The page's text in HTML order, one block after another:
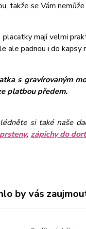
takže se Vám
mají velmi
ale padnou i do kapsy
s gravírovaným
platbou předem.
si také naše
, zápichy do
by vás